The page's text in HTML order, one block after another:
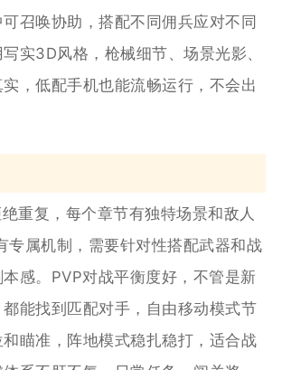
召唤协助，搭配不同佣兵应对不同
实3D风格，枪械细节、场景光影、
，低配手机也能流畅运行，不会出
重复，每个章节有独特场景和敌人
专属机制，需要针对性搭配武器和战
感。PVP对战平衡度好，不管是新
能找到匹配对手，自由移动模式节
瞄准，阵地模式稳扎稳打，适合战